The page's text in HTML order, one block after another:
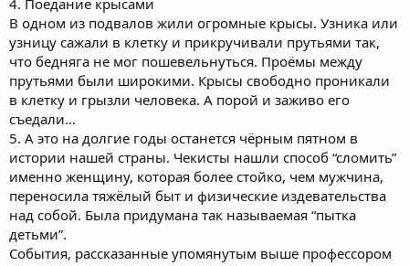
4. Поедание крысами
В одном из подвалов жили огромные крысы. Узника или
узницу сажали в клетку и прикручивали прутьями так,
что бедняга не мог пошевельнуться. Проёмы между
прутьями были широкими. Крысы свободно проникали
в клетку и грызли человека. А порой и заживо его
съедали…
5. А это на долгие годы останется чёрным пятном в
истории нашей страны. Чекисты нашли способ “сломить”
именно женщину, которая более стойко, чем мужчина,
переносила тяжёлый быт и физические издевательства
над собой. Была придумана так называемая “пытка
детьми”.
События, рассказанные упомянутым выше профессором